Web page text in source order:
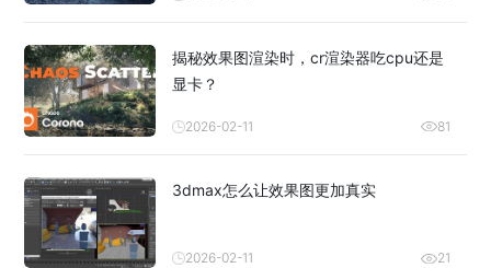
揭秘效果图渲染时，cr渲染器吃cpu还是
显卡？
2026-02-11 81
3dmax怎么让效果图更加真实
2026-02-11 21